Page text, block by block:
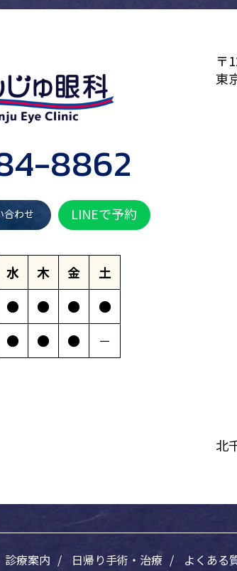
8862
合わせ LINEで予約
水 木 金
土
● ● ●
●
● ● ●
－
〒
東
北
診療案内 日帰り手術・治療 よくある